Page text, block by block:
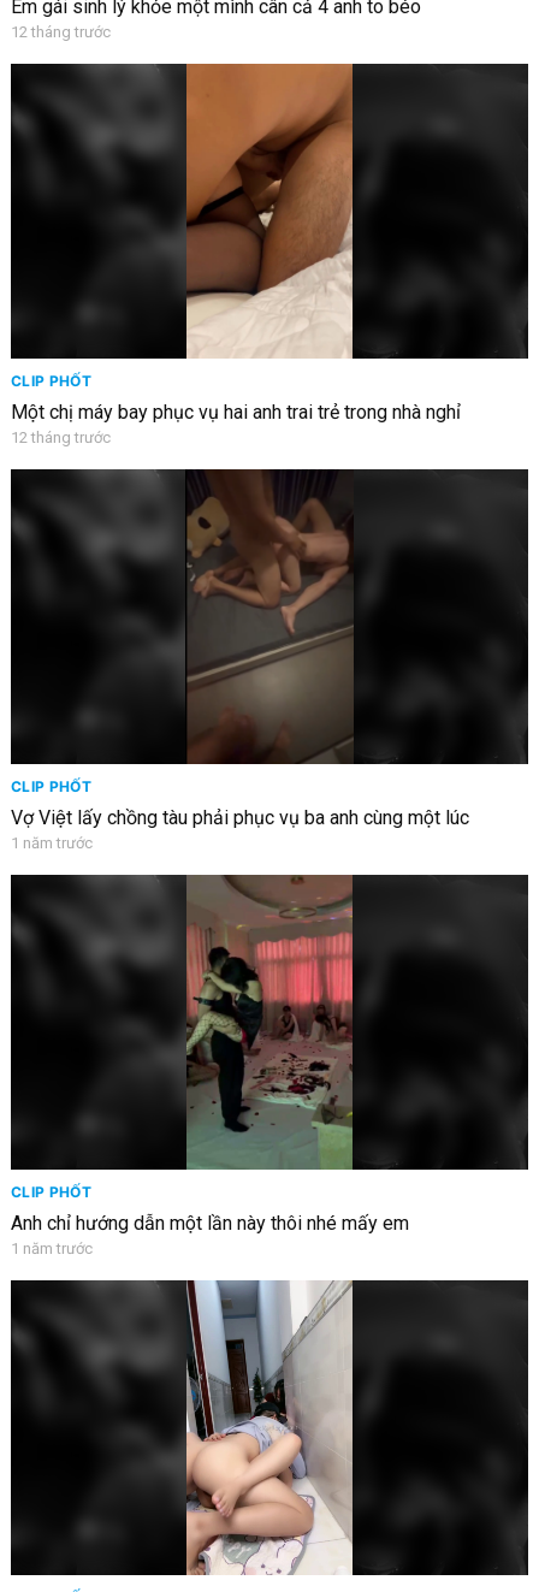
Em gái sinh lý khỏe một mình cân cả 4 anh to béo
12 tháng trước
CLIP PHỐT
Một chị máy bay phục vụ hai anh trai trẻ trong nhà nghỉ
12 tháng trước
CLIP PHỐT
Vợ Việt lấy chồng tàu phải phục vụ ba anh cùng một lúc
1 năm trước
CLIP PHỐT
Anh chỉ hướng dẫn một lần này thôi nhé mấy em
1 năm trước